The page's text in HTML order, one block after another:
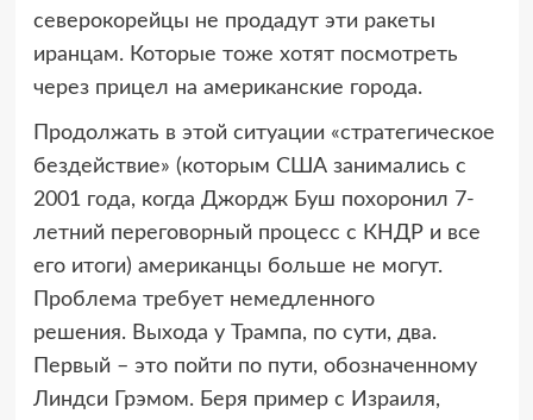
северокорейцы не продадут эти ракеты
иранцам. Которые тоже хотят посмотреть
через прицел на американские города.
Продолжать в этой ситуации «стратегическое
бездействие» (которым США занимались с
2001 года, когда Джордж Буш похоронил 7-
летний переговорный процесс с КНДР и все
его итоги) американцы больше не могут.
Проблема требует немедленного
решения. Выхода у Трампа, по сути, два.
Первый – это пойти по пути, обозначенному
Линдси Грэмом. Беря пример с Израиля,